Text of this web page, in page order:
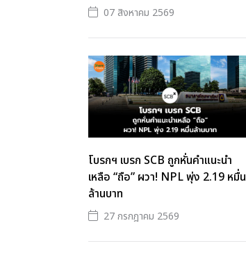
07 สิงหาคม 2569
โบรกฯ เบรก SCB ถูกหั่นคำแนะนำ
เหลือ “ถือ” ผวา! NPL พุ่ง 2.19 หมื่น
ล้านบาท
27 กรกฎาคม 2569